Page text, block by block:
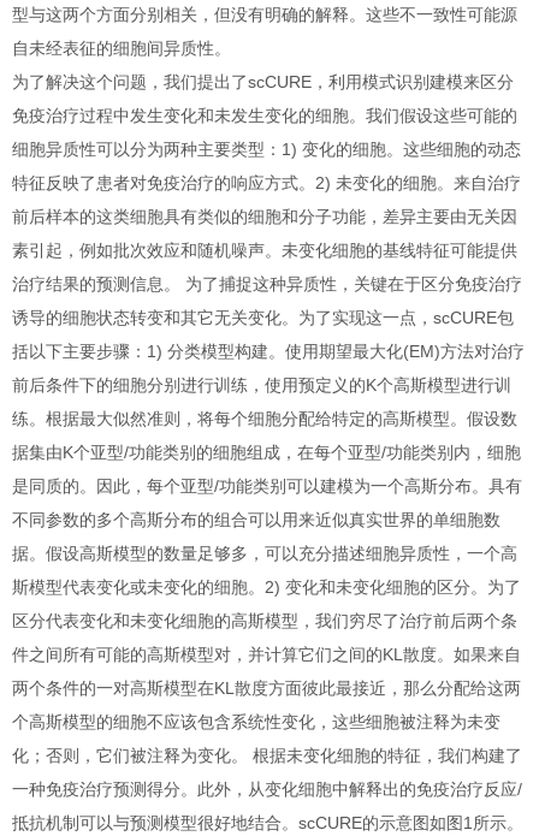
型与这两个方面分别相关，但没有明确的解释。这些不一致性可能源
自未经表征的细胞间异质性。
为了解决这个问题，我们提出了scCURE，利用模式识别建模来区分
免疫治疗过程中发生变化和未发生变化的细胞。我们假设这些可能的
细胞异质性可以分为两种主要类型：1) 变化的细胞。这些细胞的动态
特征反映了患者对免疫治疗的响应方式。2) 未变化的细胞。来自治疗
前后样本的这类细胞具有类似的细胞和分子功能，差异主要由无关因
素引起，例如批次效应和随机噪声。未变化细胞的基线特征可能提供
治疗结果的预测信息。 为了捕捉这种异质性，关键在于区分免疫治疗
诱导的细胞状态转变和其它无关变化。为了实现这一点，scCURE包
括以下主要步骤：1) 分类模型构建。使用期望最大化(EM)方法对治疗
前后条件下的细胞分别进行训练，使用预定义的K个高斯模型进行训
练。根据最大似然准则，将每个细胞分配给特定的高斯模型。假设数
据集由K个亚型/功能类别的细胞组成，在每个亚型/功能类别内，细胞
是同质的。因此，每个亚型/功能类别可以建模为一个高斯分布。具有
不同参数的多个高斯分布的组合可以用来近似真实世界的单细胞数
据。假设高斯模型的数量足够多，可以充分描述细胞异质性，一个高
斯模型代表变化或未变化的细胞。2) 变化和未变化细胞的区分。为了
区分代表变化和未变化细胞的高斯模型，我们穷尽了治疗前后两个条
件之间所有可能的高斯模型对，并计算它们之间的KL散度。如果来自
两个条件的一对高斯模型在KL散度方面彼此最接近，那么分配给这两
个高斯模型的细胞不应该包含系统性变化，这些细胞被注释为未变
化；否则，它们被注释为变化。 根据未变化细胞的特征，我们构建了
一种免疫治疗预测得分。此外，从变化细胞中解释出的免疫治疗反应/
抵抗机制可以与预测模型很好地结合。scCURE的示意图如图1所示。